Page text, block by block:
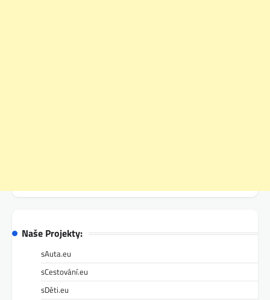
Naše Projekty:
sAuta.eu
sCestování.eu
sDěti.eu